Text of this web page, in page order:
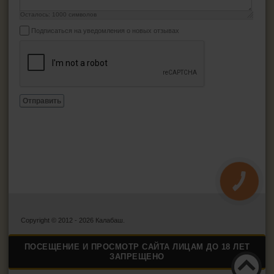
Осталось: 1000 символов
Подписаться на уведомления о новых отзывах
Отправить
Copyright © 2012 - 2026 Калабаш.
ПОСЕЩЕНИЕ И ПРОСМОТР САЙТА ЛИЦАМ ДО 18 ЛЕТ
ЗАПРЕЩЕНО
КНОПКА
ЗВ'ЯЗКУ